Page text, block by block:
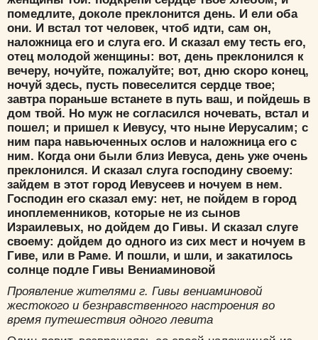
помедлите, доколе преклонится день. И ели оба
они. И встал тот человек, чтоб идти, сам он,
наложница его и слуга его. И сказал ему тесть его,
отец молодой женщины: вот, день преклонился к
вечеру, ночуйте, пожалуйте; вот, дню скоро конец,
ночуй здесь, пусть повеселится сердце твое;
завтра пораньше встанете в путь ваш, и пойдешь в
дом твой. Но муж не согласился ночевать, встал и
пошел; и пришел к Иевусу, что ныне Иерусалим; с
ним пара навьюченных ослов и наложница его с
ним. Когда они были близ Иевуса, день уже очень
преклонился. И сказал слуга господину своему:
зайдем в этот город Иевусеев и ночуем в нем.
Господин его сказал ему: нет, не пойдем в город
иноплеменников, которые не из сынов
Израилевых, но дойдем до Гивы. И сказал слуге
своему: дойдем до одного из сих мест и ночуем в
Гиве, или в Раме. И пошли, и шли, и закатилось
солнце подле Гивы Вениаминовой
Проявление жителями г. Гивы вениаминовой
жестокого и безнравственного настроения во
время путешествия одного левита
Хорошо
Да
Нет
Вход
Регистрация
Цвет:
Удалить